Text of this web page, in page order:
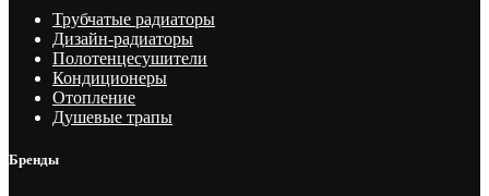
Трубчатые радиаторы
Дизайн-радиаторы
Полотенцесушители
Кондиционеры
Отопление
Душевые трапы
Бренды